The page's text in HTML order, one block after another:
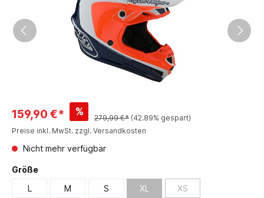
159,90 €* %
279,99 €* (42.89% gespart)
Preise inkl. MwSt. zzgl. Versandkosten
Nicht mehr verfügbar
Größe
L
M S XL XS